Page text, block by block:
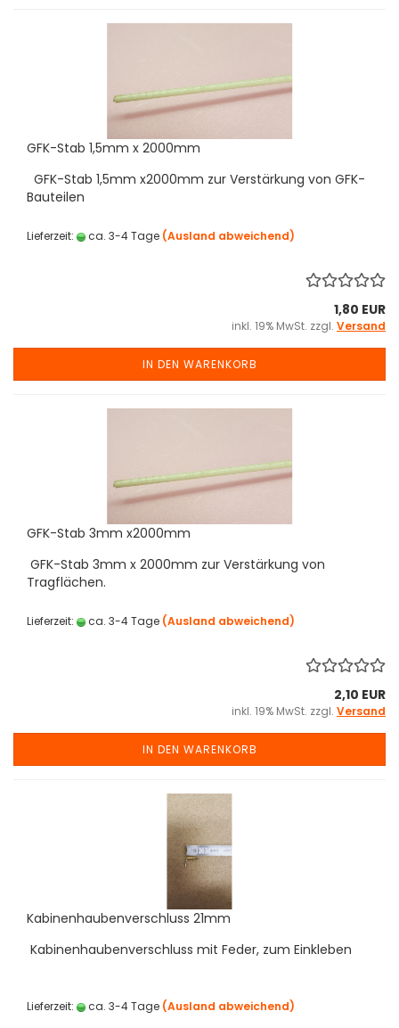
GFK-Stab 1,5mm x 2000mm
GFK-Stab 1,5mm x2000mm zur Verstärkung von GFK-
Bauteilen
Lieferzeit: ca. 3-4 Tage (Ausland abweichend)
1,80 EUR
inkl. 19% MwSt. zzgl. Versand
IN DEN WARENKORB
GFK-Stab 3mm x2000mm
GFK-Stab 3mm x 2000mm zur Verstärkung von
Tragflächen.
Lieferzeit: ca. 3-4 Tage (Ausland abweichend)
2,10 EUR
inkl. 19% MwSt. zzgl. Versand
IN DEN WARENKORB
Kabinenhaubenverschluss 21mm
Kabinenhaubenverschluss mit Feder, zum Einkleben
Lieferzeit: ca. 3-4 Tage (Ausland abweichend)